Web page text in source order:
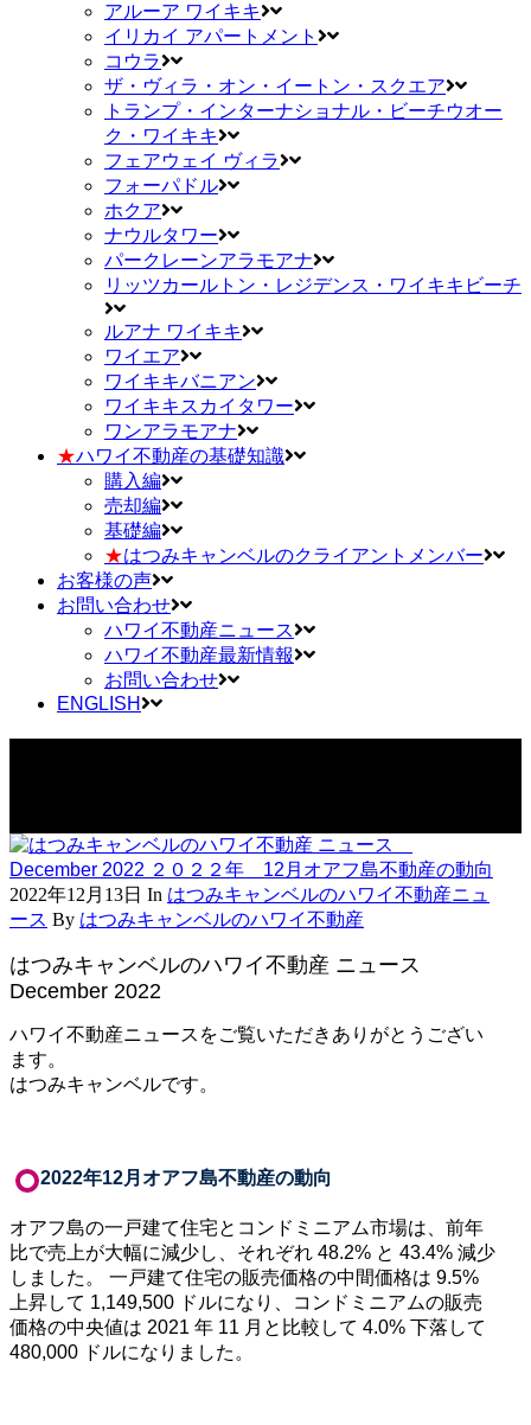
アルーア ワイキキ
イリカイ アパートメント
コウラ
ザ・ヴィラ・オン・イートン・スクエア
トランプ・インターナショナル・ビーチウオー
ク・ワイキキ
フェアウェイ ヴィラ
フォーパドル
ホクア
ナウルタワー
パークレーンアラモアナ
リッツカールトン・レジデンス・ワイキキビーチ
ルアナ ワイキキ
ワイエア
ワイキキバニアン
ワイキキスカイタワー
ワンアラモアナ
★ハワイ不動産の基礎知識
購入編
売却編
基礎編
★はつみキャンベルのクライアントメンバー
お客様の声
お問い合わせ
ハワイ不動産ニュース
ハワイ不動産最新情報
お問い合わせ
ENGLISH
2022年12月13日 In はつみキャンベルのハワイ不動産ニュ
ース By はつみキャンベルのハワイ不動産
はつみキャンベルのハワイ不動産 ニュース
December 2022
ハワイ不動産ニュースをご覧いただきありがとうござい
ます。
はつみキャンベルです。
2022年12月オアフ島不動産の動向
オアフ島の一戸建て住宅とコンドミニアム市場は、前年
比で売上が大幅に減少し、それぞれ 48.2% と 43.4% 減少
しました。 一戸建て住宅の販売価格の中間価格は 9.5%
上昇して 1,149,500 ドルになり、コンドミニアムの販売
価格の中央値は 2021 年 11 月と比較して 4.0% 下落して
480,000 ドルになりました。